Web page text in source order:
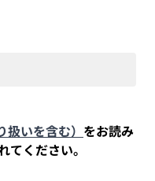
いを含む） をお読み
てください。